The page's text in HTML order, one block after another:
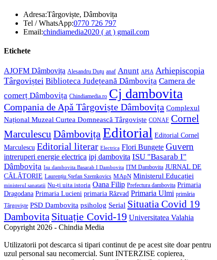
Adresa:Târgoviște, Dâmbovița
Tel / WhatsApp:0770 726 797Opens
in
Email:chindiamedia2020 ( at ) gmail.comOpens
Etichete
AJOFM Dâmbovița Alesandru Duțu anaf Anunt APIA Arhiepiscopia
Târgoviștei Biblioteca Județeană Dâmbovița Camera de
comerț Dâmbovița Chindiamedia.ro Cj dambovita
Compania de Apă Târgoviște Dâmbovița Complexul
Național Muzeal Curtea Domnească Târgoviște CONAF Cornel
Marculescu DâmbovițaEditorial Editorial Cornel
Marculescu Editorial literar Electrica Flori Bungete Guvern
intreruperi energie electrica ipj dambovita ISU "Basarab I"
Dâmbovița Isu dambovita Basarab I Dambovita ITM Dambovita JURNAL DE
CĂLĂTORIE Laurențiu Ștefan Szemkovics MApN Ministerul Educației
ministerul sanatatii Nu-ți uita istoria Oana Filip Prefectura dambovita Primaria
Dragodana Primaria Lucieni primaria Răzvad Primaria Ulmi primăria
Târgoviște PSD Dambovita psiholog Serial Situatia Covid 19
Dambovita Situație Covid-19 Universitatea Valahia
Copyright 2026 - Chindia Media
Utilizatorii pot descarca si tipari continut de pe acest site doar pentru
uzul personal sau necomercial. Sunt INTERZISE copierea,